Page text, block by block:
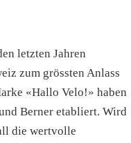
letzten Jahren
zum grössten Anlass
«Hallo Velo!» haben
Berner etabliert. Wird
die wertvolle